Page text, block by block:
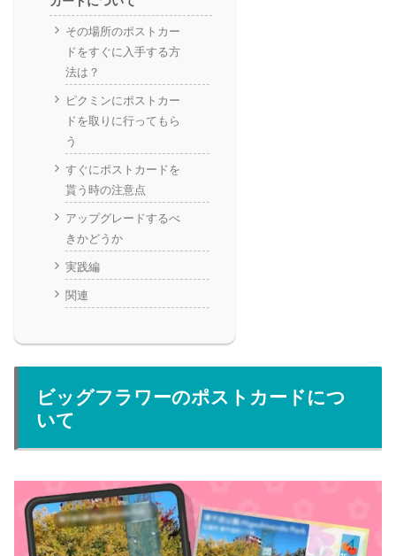
その場所のポストカー
ドをすぐに入手する方
法は？
ピクミンにポストカー
ドを取りに行ってもら
う
すぐにポストカードを
貰う時の注意点
アップグレードするべ
きかどうか
実践編
関連
ビッグフラワーのポストカードにつ
いて